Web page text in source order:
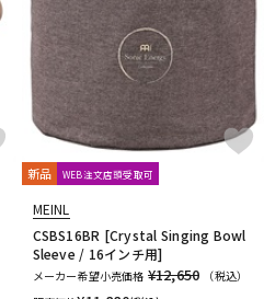
新品 WEB注文店頭受取可
MEINL
CSBS16BR [Crystal Singing Bowl
Sleeve / 16インチ用]
メーカー希望小売価格 ¥12,650
（税込）